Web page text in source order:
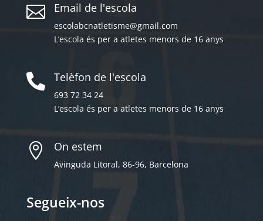
 Email de l'escola
escolabcnatletisme@gmail.com
L’escola és per a atletes menors de 16 anys
 Telèfon de l'escola
693 72 34 24
L’escola és per a atletes menors de 16 anys
 On estem
Avinguda Litoral, 86-96, Barcelona
Segueix-nos